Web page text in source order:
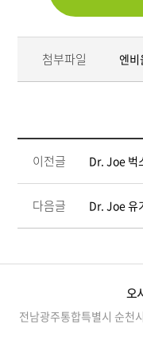
첨부파일 엔
이전글 Dr. Joe 벅
다음글 Dr. Joe 유
오
전남광주통합특별시 순천